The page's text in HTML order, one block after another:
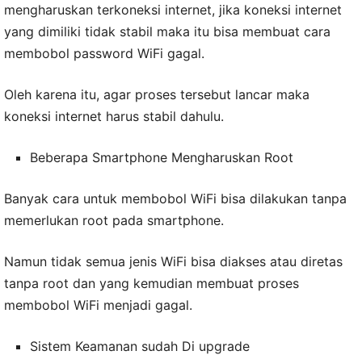
mengharuskan terkoneksi internet, jika koneksi internet
yang dimiliki tidak stabil maka itu bisa membuat cara
membobol password WiFi gagal.
Oleh karena itu, agar proses tersebut lancar maka
koneksi internet harus stabil dahulu.
Beberapa Smartphone Mengharuskan Root
Banyak cara untuk membobol WiFi bisa dilakukan tanpa
memerlukan root pada smartphone.
Namun tidak semua jenis WiFi bisa diakses atau diretas
tanpa root dan yang kemudian membuat proses
membobol WiFi menjadi gagal.
Sistem Keamanan sudah Di upgrade